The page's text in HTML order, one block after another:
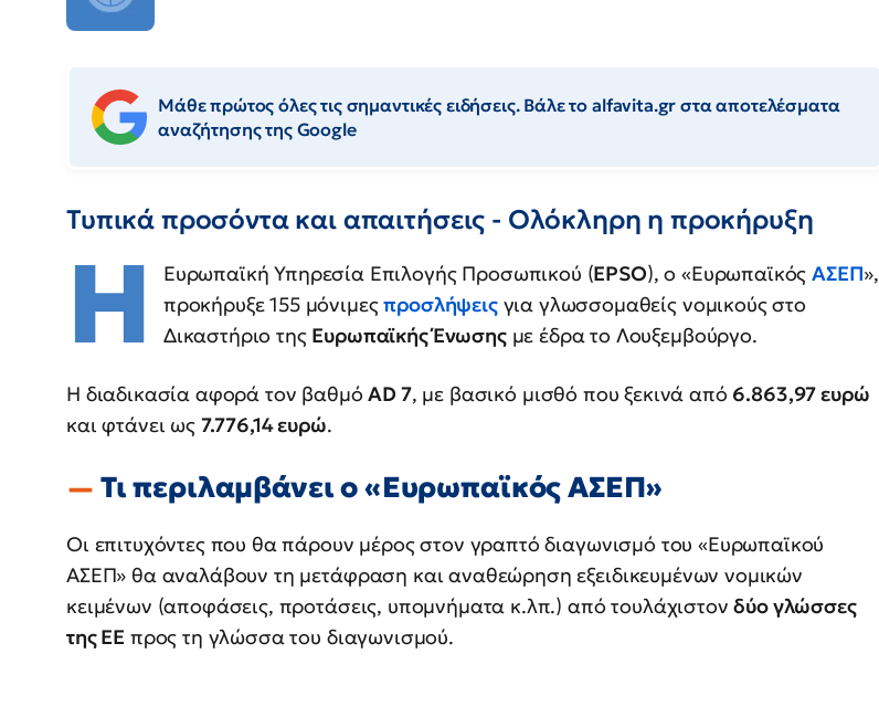
Μάθε πρώτος όλες τις σημαντικές ειδήσεις. Βάλε το alfavita.gr στα αποτελέσματα
αναζήτησης της Google
Τυπικά προσόντα και απαιτήσεις - Ολόκληρη η προκήρυξη
Η Ευρωπαϊκή Υπηρεσία Επιλογής Προσωπικού (EPSO), ο «ΕυρωπαϊκόςΑΣΕΠ»,
προκήρυξε 155 μόνιμεςπροσλήψειςγια γλωσσομαθείς νομικούς στο
Δικαστήριο της Ευρωπαϊκής Ένωσηςμε έδρα το Λουξεμβούργο.
Η διαδικασία αφορά τον βαθμόAD 7, με βασικό μισθό που ξεκινά από 6.863,97 ευρώ
και φτάνει ως 7.776,14 ευρώ.
Τι περιλαμβάνει ο «Ευρωπαϊκός ΑΣΕΠ»
Οι επιτυχόντες που θα πάρουν μέρος στον γραπτό διαγωνισμό του «Ευρωπαϊκού
ΑΣΕΠ» θα αναλάβουν τη μετάφραση και αναθεώρηση εξειδικευμένων νομικών
κειμένων (αποφάσεις, προτάσεις, υπομνήματα κ.λπ.) από τουλάχιστονδύο γλώσσες
της ΕΕ προς τη γλώσσα του διαγωνισμού.